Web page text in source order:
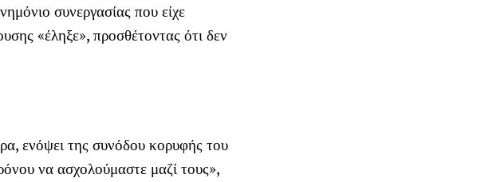
συνεργασίας που είχε
«έληξε», προσθέτοντας ότι δεν
ενόψει της συνόδου κορυφής του
να ασχολούμαστε μαζί τους»,